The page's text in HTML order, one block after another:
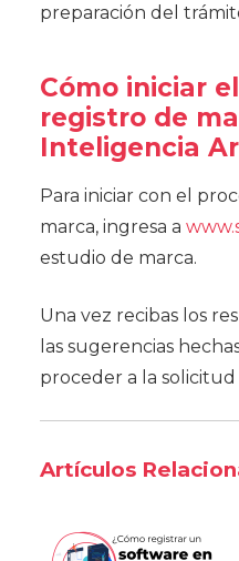
preparación del
Cómo iniciar
registro de
Inteligencia
Para iniciar con el
marca, ingresa a
estudio de marca.
Una vez recibas los
las sugerencias
proceder a la
Artículos